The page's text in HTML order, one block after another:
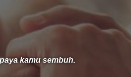
kamu sembuh.